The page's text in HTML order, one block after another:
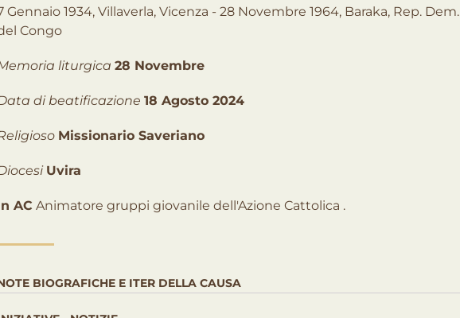
Gennaio 1934, Villaverla, Vicenza - 28 Novembre 1964, Baraka, Rep. Dem.
Congo
liturgica 28 Novembre
di beatificazione 18 Agosto 2024
Missionario Saveriano
Uvira
AC Animatore gruppi giovanile dell'Azione Cattolica .
BIOGRAFICHE E ITER DELLA CAUSA